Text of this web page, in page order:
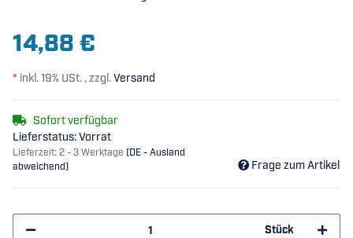
14,88 €
* inkl. 19% USt. , zzgl.Versand
Sofort verfügbar
Lieferstatus: Vorrat
Lieferzeit: 2 - 3 Werktage (DE - Ausland
abweichend)
Frage zum Artikel
Stück